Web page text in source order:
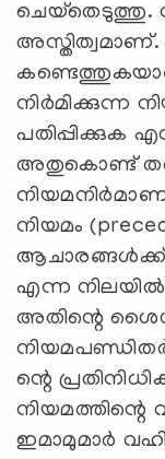
ചെയ്‌തെടുത്തു.
അസ്തിത്വമാണ്.
നിര്‍മിക്കുന്ന
പതിപ്പിക്കുക
അതുകൊണ്ട്
നിയമം
ആചാരങ്ങള്‍ക്ക്
എന്ന നിലയില്‍
അതിന്റെ
നിയമപണ്ഡിതര്‍
ന്റെ
ഇമാമുമാര്‍